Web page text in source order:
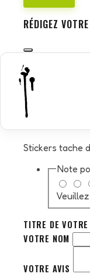
RÉDIGEZ
Stickers tache
Note
TITRE DE
VOTRE NOM
VOTRE AVIS